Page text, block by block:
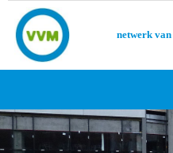
netwerk